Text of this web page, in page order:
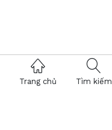
Trang chủ Tìm kiếm